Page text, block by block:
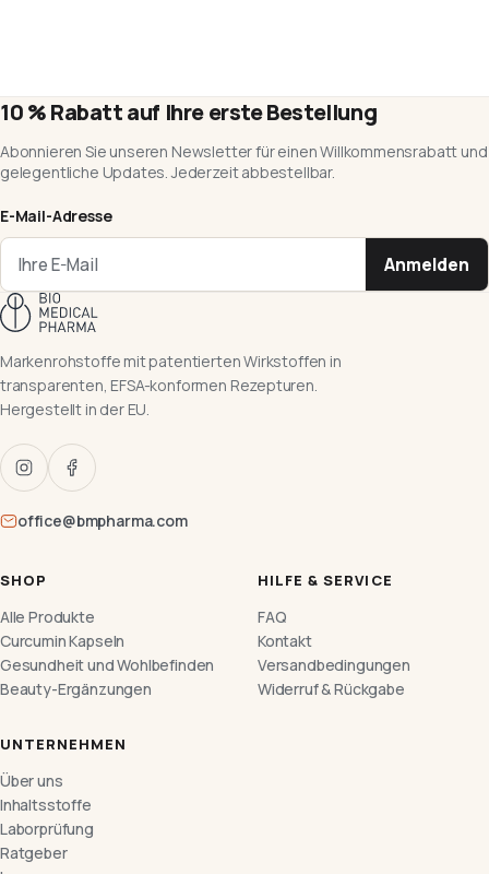
10 % Rabatt auf Ihre erste Bestellung
Abonnieren Sie unseren Newsletter für einen Willkommensrabatt und
gelegentliche Updates. Jederzeit abbestellbar.
E-Mail-Adresse
Anmelden
Markenrohstoffe mit patentierten Wirkstoffen in
transparenten, EFSA-konformen Rezepturen.
Hergestellt in der EU.
office@bmpharma.com
SHOP
Alle Produkte
Curcumin Kapseln
Gesundheit und Wohlbefinden
Beauty-Ergänzungen
HILFE & SERVICE
FAQ
Kontakt
Versandbedingungen
Widerruf & Rückgabe
UNTERNEHMEN
Über uns
Inhaltsstoffe
Laborprüfung
Ratgeber